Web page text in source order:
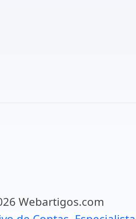
Webartigos.com